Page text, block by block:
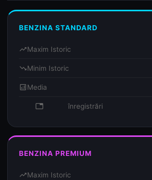
BENZINA STANDARD
trending_upMaxim Istoric
trending_downMinim Istoric
analyticsMedia
database înregistrări
BENZINA PREMIUM
trending_upMaxim Istoric